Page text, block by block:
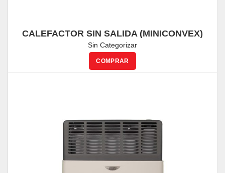
CALEFACTOR SIN SALIDA (MINICONVEX)
SIGLO 21 – 4.300 Kcal/h
Sin Categorizar